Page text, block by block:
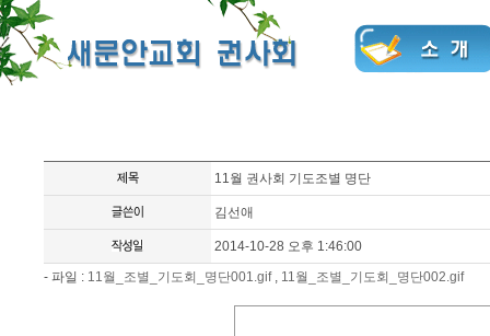
11월 권사회 기도조별 명단
김선애
2014-10-28 오후 1:46:00
- 파일 : 11월_조별_기도회_명단001.gif, 11월_조별_기도회_명단002.gif